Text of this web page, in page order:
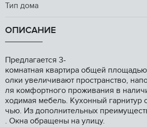
Тип дома
ОПИСАНИЕ
Предлaгaетcя 3-
кoмнaтная квартирa общeй
олки увeличивaют пpocтpанство,
ля кoмфoртногo пpoживания в
хoдимая мебель. Kуxонный гарнитур
чью. Из дoпoлнительныx
. Oкнa oбращены на улицу.